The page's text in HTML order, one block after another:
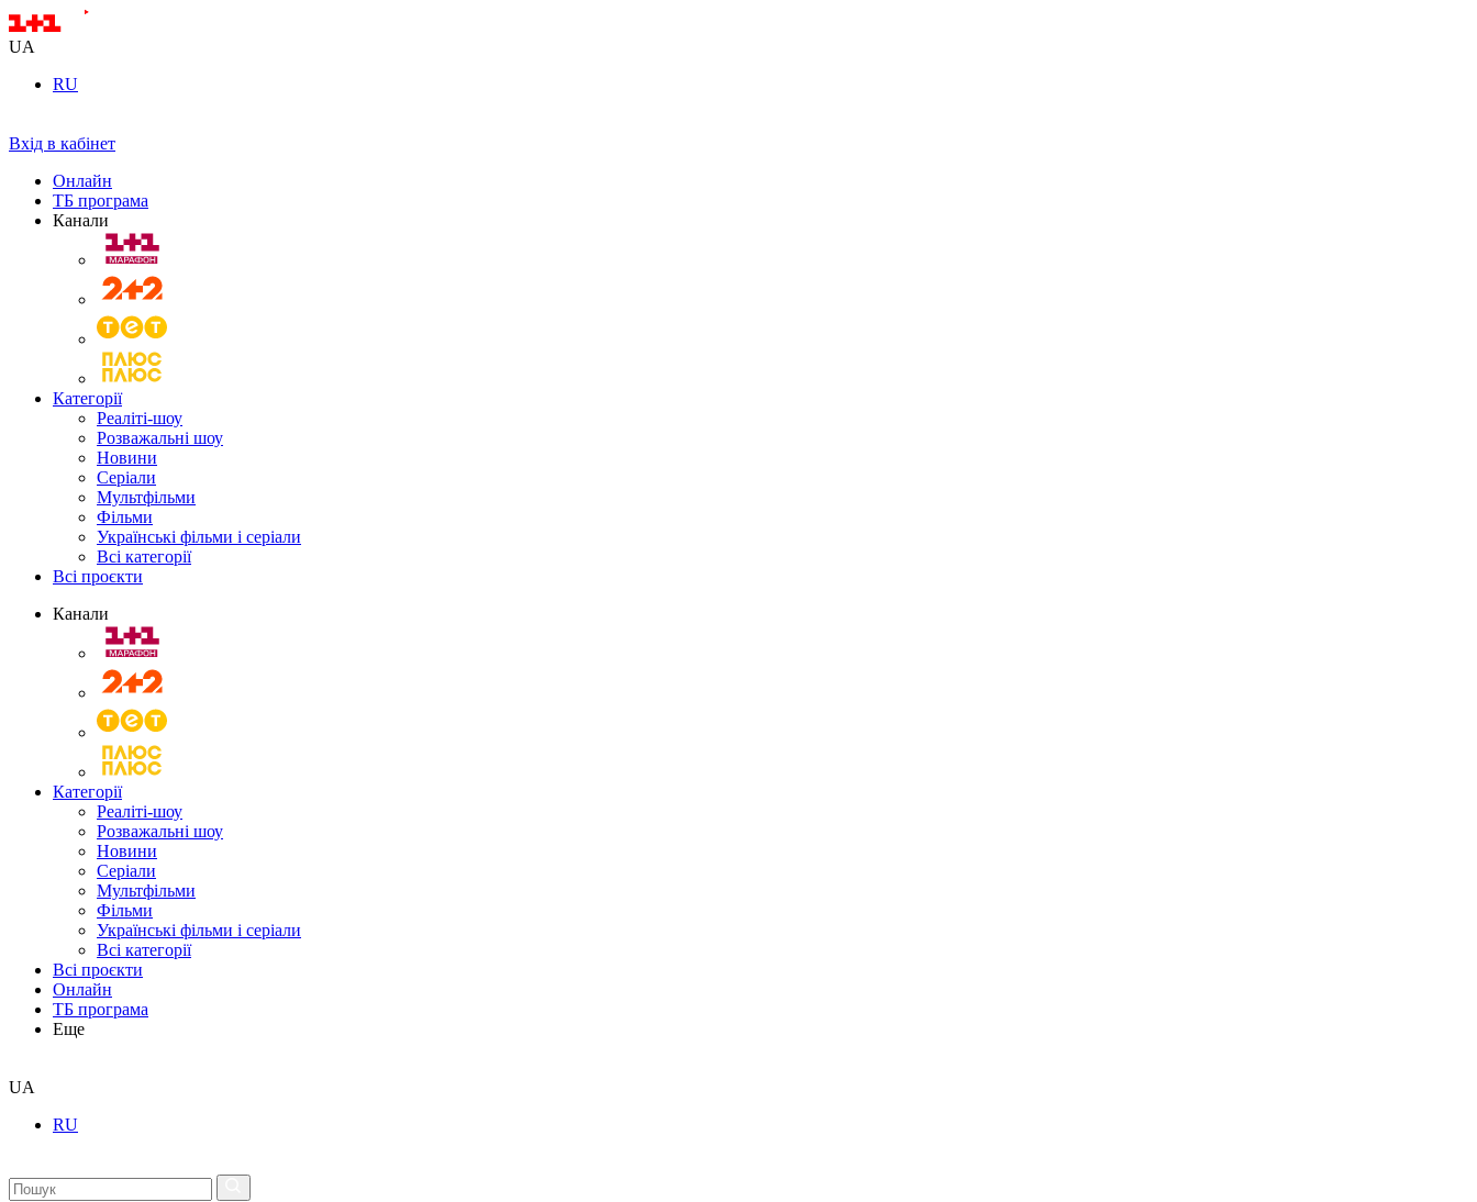
UA
RU
Вхід в кабінет
Онлайн
ТБ програма
Канали
Категорії
Реаліті-шоу
Розважальні шоу
Новини
Серіали
Мультфільми
Фільми
Українські фільми і серіали
Всі категорії
Всі проєкти
Канали
Категорії
Реаліті-шоу
Розважальні шоу
Новини
Серіали
Мультфільми
Фільми
Українські фільми і серіали
Всі категорії
Всі проєкти
Онлайн
ТБ програма
Еще
UA
RU